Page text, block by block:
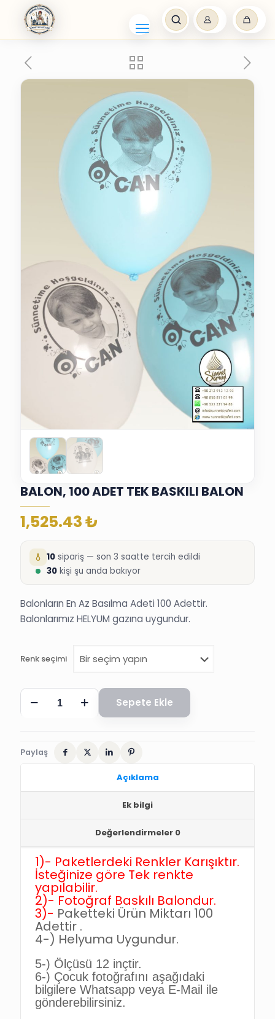
BALON, 100 ADET TEK BASKILI BALON
1,525.43₺
10 sipariş — son 3 saatte tercih edildi
30 kişi şu anda bakıyor
Balonların En Az Basılma Adeti 100 Adettir.
Balonlarımız HELYUM gazına uygundur.
Renk seçimi
BALON,
100
BALON
Sepete Ekle
Paylaş
Açıklama
Ek bilgi
Değerlendirmeler 0
1)- Paketlerdeki Renkler Karışıktır.
İsteğinize göre Tek renkte
yapılabilir.
2)- Fotoğraf Baskılı Balondur.
3)- Paketteki Ürün Miktarı 100
Adettir .
4-) Helyuma Uygundur.
5-) Ölçüsü 12 inçtir.
6-) Çocuk fotoğrafını aşağıdaki
bilgilere Whatsapp veya E-Mail ile
gönderebilirsiniz.